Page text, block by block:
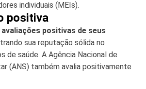
individuais (MEIs).
positiva
avaliações positivas de seus
sua reputação sólida no
de saúde. A Agência Nacional de
(ANS) também avalia positivamente